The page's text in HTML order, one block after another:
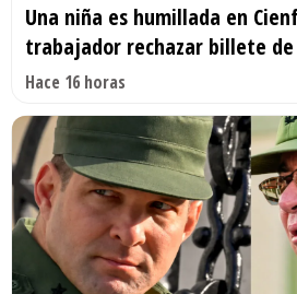
Una niña es humillada en
trabajador rechazar billete de
Hace 16 horas